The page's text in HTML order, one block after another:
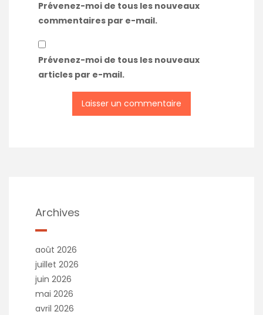
Prévenez-moi de tous les nouveaux
commentaires par e-mail.
Prévenez-moi de tous les nouveaux
articles par e-mail.
Archives
août 2026
juillet 2026
juin 2026
mai 2026
avril 2026